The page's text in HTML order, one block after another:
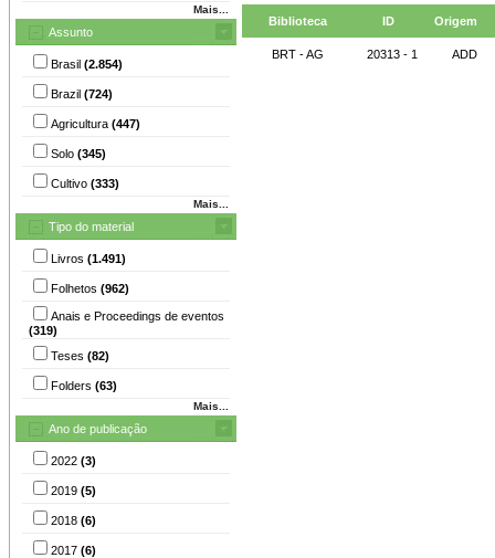
Mais...
Assunto
Brasil (2.854)
Brazil (724)
Agricultura (447)
Solo (345)
Cultivo (333)
Mais...
Tipo do material
Livros (1.491)
Folhetos (962)
Anais e Proceedings de eventos
(319)
Teses (82)
Folders (63)
Mais...
Ano de publicação
2022 (3)
2019 (5)
2018 (6)
2017 (6)
Biblioteca ID Origem
BRT - AG 20313 - 1 ADD